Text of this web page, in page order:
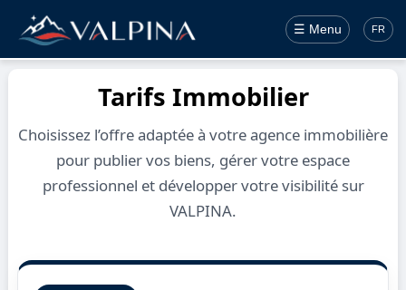
☰ Menu FR
Tarifs Immobilier
Choisissez l’offre adaptée à votre agence immobilière
pour publier vos biens, gérer votre espace
professionnel et développer votre visibilité sur
VALPINA.